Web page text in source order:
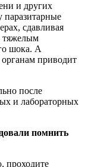
и других
паразитарные
сдавливая
тяжелым
шока. А
приводит
после
и лабораторных
помнить
проходите